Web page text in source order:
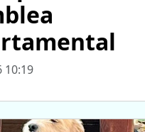
10:19